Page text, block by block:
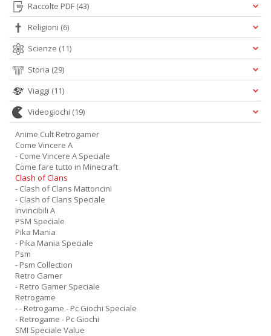
Raccolte PDF (43)
Religioni (6)
Scienze (11)
Storia (29)
Viaggi (11)
Videogiochi (19)
Anime Cult Retrogamer
Come Vincere A
- Come Vincere A Speciale
Come fare tutto in Minecraft
Clash of Clans
- Clash of Clans Mattoncini
- Clash of Clans Speciale
Invincibili A
PSM Speciale
Pika Mania
- Pika Mania Speciale
Psm
- Psm Collection
Retro Gamer
- Retro Gamer Speciale
Retrogame
- - Retrogame - Pc Giochi Speciale
- Retrogame - Pc Giochi
SMI Speciale Value